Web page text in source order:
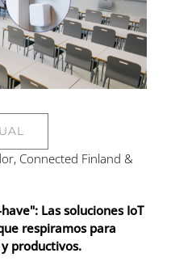
Connected Finland &
Las soluciones IoT
respiramos para
productivos.